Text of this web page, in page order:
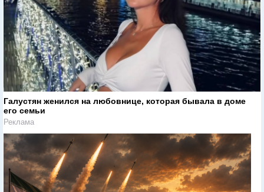
Галустян женился на любовнице, которая бывала в доме
его семьи
Реклама